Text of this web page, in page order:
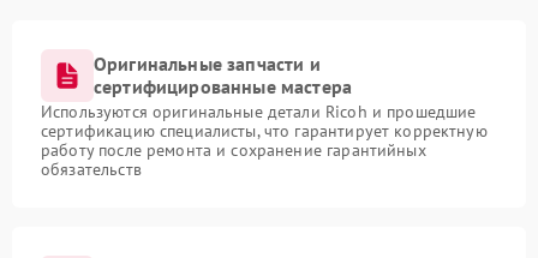
Оригинальные запчасти и
сертифицированные мастера
Используются оригинальные детали Ricoh и прошедшие
сертификацию специалисты, что гарантирует корректную
работу после ремонта и сохранение гарантийных
обязательств